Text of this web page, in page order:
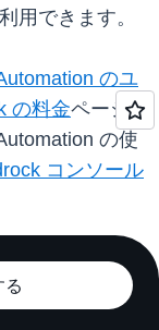
用できます。
のユ
の料金ページ
の使
コンソール
る